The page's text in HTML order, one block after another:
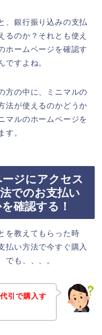
、銀行振り込みの支払
るのか？それとも使え
ホームページを確認す
ですよね。
方の中に、ミニマルの
法が使えるのかどうか
マルのホームページを
す。
ジにアクセス
でのお支払い
確認する！
を教えてもらった時
払い方法で今すぐ購入
でも、、、。
引で購入す